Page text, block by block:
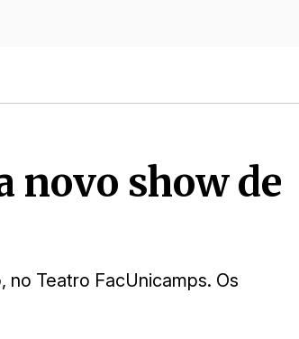
novo show de
no Teatro FacUnicamps. Os